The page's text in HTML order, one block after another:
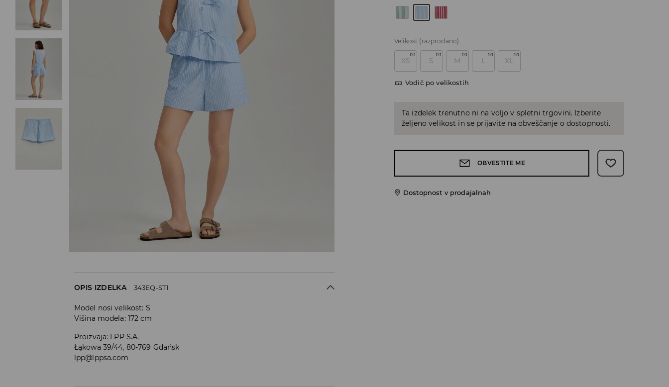
Velikost (razprodano)
XS S M L XL
Vodič po velikostih
Ta izdelek trenutno ni na voljo v spletni trgovini. Izberite
željeno velikost in se prijavite na obveščanje o dostopnosti.
OBVESTITE ME
Dostopnost v prodajalnah
OPIS IZDELKA 343EQ-ST1
Model nosi velikost: S
Višina modela: 172 cm
Proizvaja: LPP S.A.
Łąkowa 39/44, 80-769 Gdańsk
lpp@lppsa.com